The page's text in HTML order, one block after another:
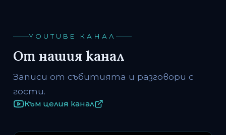
YOUTUBE КАНАЛ
От нашия канал
Записи от събитията и разговори с
гости.
Към целия канал